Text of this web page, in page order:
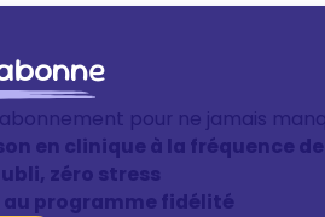
pour ne jamais
en clinique à la fréquence
zéro stress
au programme fidélité